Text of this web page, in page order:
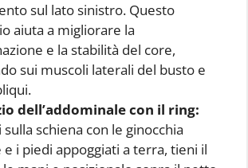
sul lato sinistro. Questo
aiuta a migliorare la
e la stabilità del core,
sui muscoli laterali del busto e
dell’addominale con il ring:
sulla schiena con le ginocchia
e i piedi appoggiati a terra, tieni il